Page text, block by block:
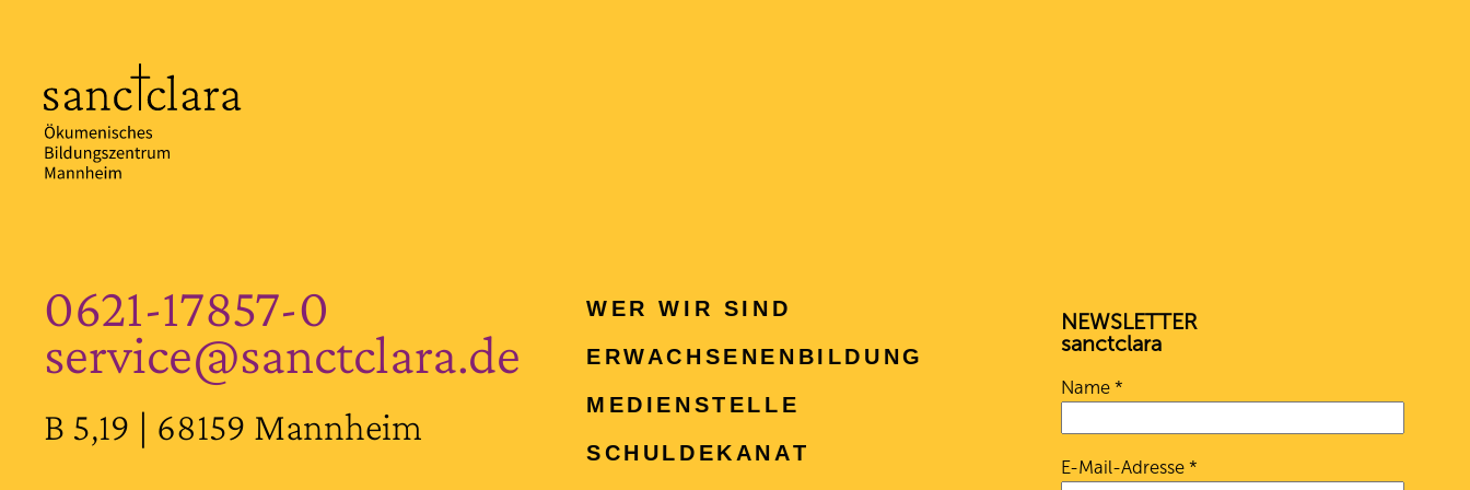
0621-17857-0
service@sanctclara.de
B 5,19 | 68159 Mannheim
WER WIR SIND
ERWACHSENEN­BILDUNG
MEDIENSTELLE
SCHULDEKANAT
NEWSLETTER
sanctclara
Name *
E-Mail-Adresse *